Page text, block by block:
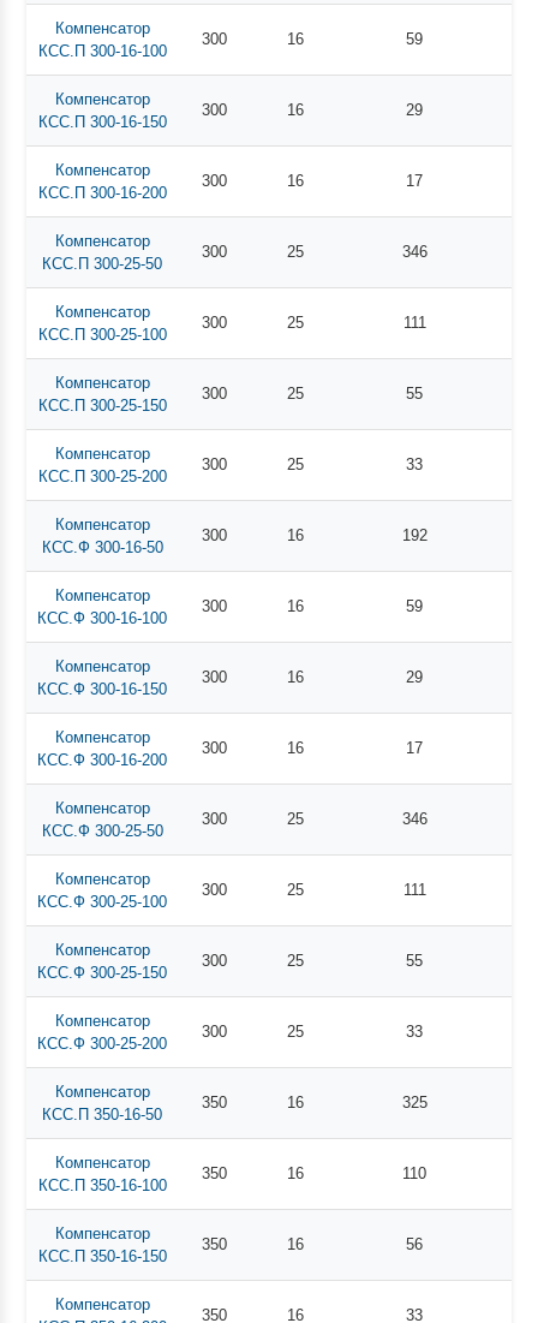
Компенсатор
КСС.П 300-16-100
300 16 59
Компенсатор
КСС.П 300-16-150
300 16 29
Компенсатор
КСС.П 300-16-200
300 16 17
Компенсатор
КСС.П 300-25-50
300 25 346
Компенсатор
КСС.П 300-25-100
300 25 111
Компенсатор
КСС.П 300-25-150
300 25 55
Компенсатор
КСС.П 300-25-200
300 25 33
Компенсатор
КСС.Ф 300-16-50
300 16 192
Компенсатор
КСС.Ф 300-16-100
300 16 59
Компенсатор
КСС.Ф 300-16-150
300 16 29
Компенсатор
КСС.Ф 300-16-200
300 16 17
Компенсатор
КСС.Ф 300-25-50
300 25 346
Компенсатор
КСС.Ф 300-25-100
300 25 111
Компенсатор
КСС.Ф 300-25-150
300 25 55
Компенсатор
КСС.Ф 300-25-200
300 25 33
Компенсатор
КСС.П 350-16-50
350 16 325
Компенсатор
КСС.П 350-16-100
350 16 110
Компенсатор
КСС.П 350-16-150
350 16 56
Компенсатор
350 16 33